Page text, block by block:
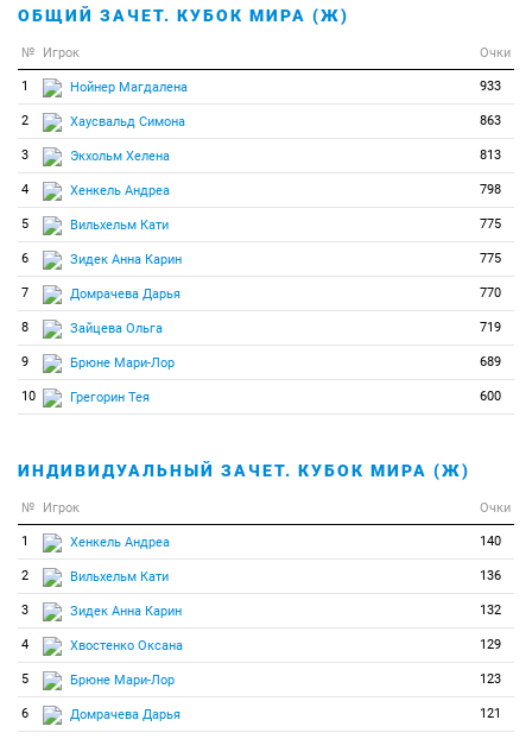
ОБЩИЙ ЗАЧЕТ. КУБОК МИРА (Ж)
№ Игрок Очки
1 Нойнер Магдалена 933
2 Хаусвальд Симона 863
3 Экхольм Хелена 813
4 Хенкель Андреа 798
5 Вильхельм Кати 775
6 Зидек Анна Карин 775
7 Домрачева Дарья 770
8 Зайцева Ольга 719
9 Брюне Мари-Лор 689
10 Грегорин Тея 600
ИНДИВИДУАЛЬНЫЙ ЗАЧЕТ. КУБОК МИРА (Ж)
№ Игрок Очки
1 Хенкель Андреа 140
2 Вильхельм Кати 136
3 Зидек Анна Карин 132
4 Хвостенко Оксана 129
5 Брюне Мари-Лор 123
6 Домрачева Дарья 121